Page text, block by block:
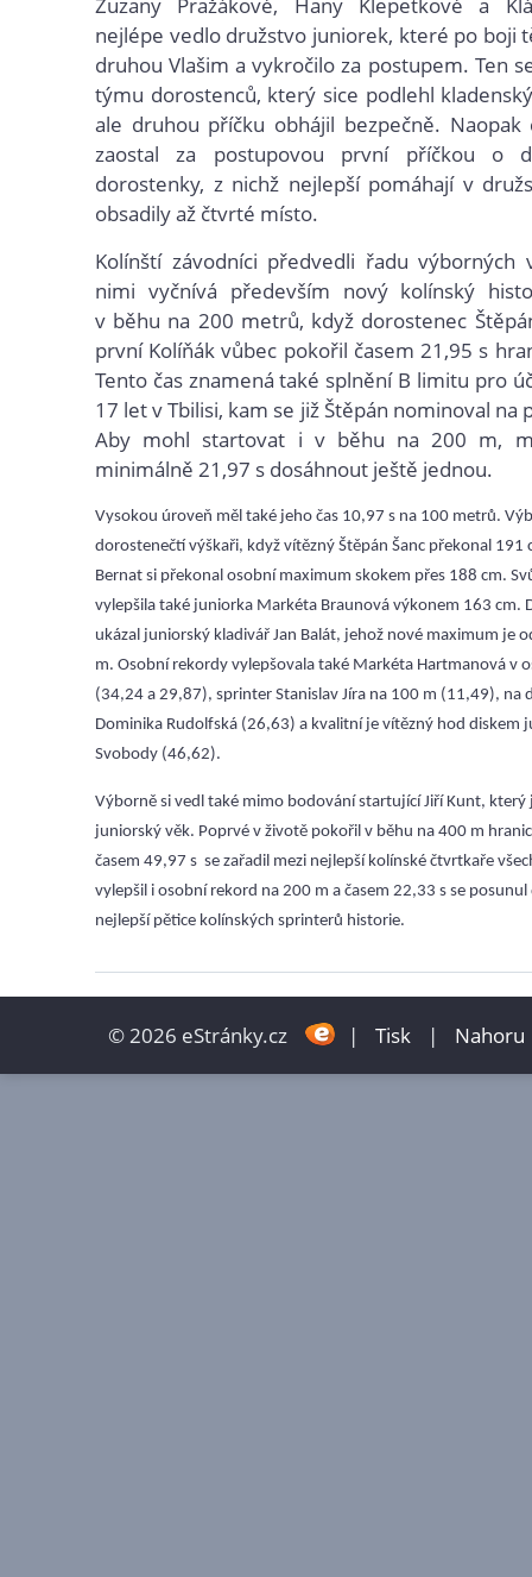
nejlépe vedlo družstvo juniorek, které po boji
druhou Vlašim a vykročilo za postupem. Ten
týmu dorostenců, který sice podlehl
ale druhou příčku obhájil bezpečně. Naopak
zaostal za postupovou první příčkou o
dorostenky, z nichž nejlepší pomáhají v
obsadily až čtvrté místo.
Kolínští závodníci předvedli řadu výborných
nimi vyčnívá především nový kolínský
v běhu na 200 metrů, když dorostenec
první Kolíňák vůbec pokořil časem 21,95 s
Tento čas znamená také splnění B limitu pro
17 let v Tbilisi, kam se již Štěpán nominoval na
Aby mohl startovat i v běhu na 200 m,
minimálně 21,97 s dosáhnout ještě jednou.
Vysokou úroveň měl také jeho čas 10,97 s na 100 metrů.
dorostenečtí výškaři, když vítězný Štěpán Šanc překonal 191
Bernat si překonal osobní maximum skokem přes 188 cm.
vylepšila také juniorka Markéta Braunová výkonem 163 cm.
ukázal juniorský kladivář Jan Balát, jehož nové maximum je
m. Osobní rekordy vylepšovala také Markéta Hartmanová v
(34,24 a 29,87), sprinter Stanislav Jíra na 100 m (11,49), na
Dominika Rudolfská (26,63) a kvalitní je vítězný hod diskem
Svobody (46,62).
Výborně si vedl také mimo bodování startující Jiří Kunt, který
juniorský věk. Poprvé v životě pokořil v běhu na 400 m
časem 49,97 s se zařadil mezi nejlepší kolínské čtvrtkaře
vylepšil i osobní rekord na 200 m a časem 22,33 s se
nejlepší pětice kolínských sprinterů historie.
© 2026 eStránky.cz | Tisk | Nahoru